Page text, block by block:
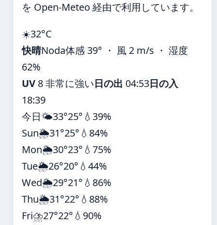
を Open-Meteo 経由で利用しています。
☀️32°C
快晴Noda体感 39° ・ 風 2 m/s ・ 湿度
62%
UV 8 非常に強い日の出 04:53日の入
18:39
今日🌤️33°25° 💧39%
Sun🌦️31°25° 💧84%
Mon🌦️30°23° 💧75%
Tue🌦️26°20° 💧44%
Wed🌦️29°21° 💧86%
Thu🌦️31°22° 💧88%
Fri⛈️27°22° 💧90%